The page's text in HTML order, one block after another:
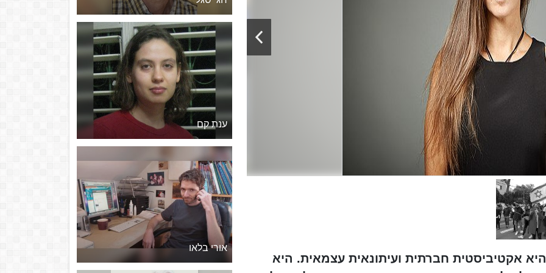
לי ברלב (נולדה ב-2 ביוני 1972) היא אקטיביסטית חברתית ועיתונאית עצמאית. היא
ענת קם
אורי בלאו